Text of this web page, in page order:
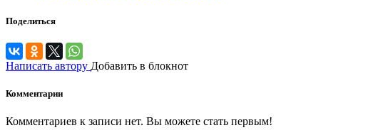
Поделиться
Написать автору Добавить в блокнот
Комментарии
Комментариев к записи нет. Вы можете стать первым!